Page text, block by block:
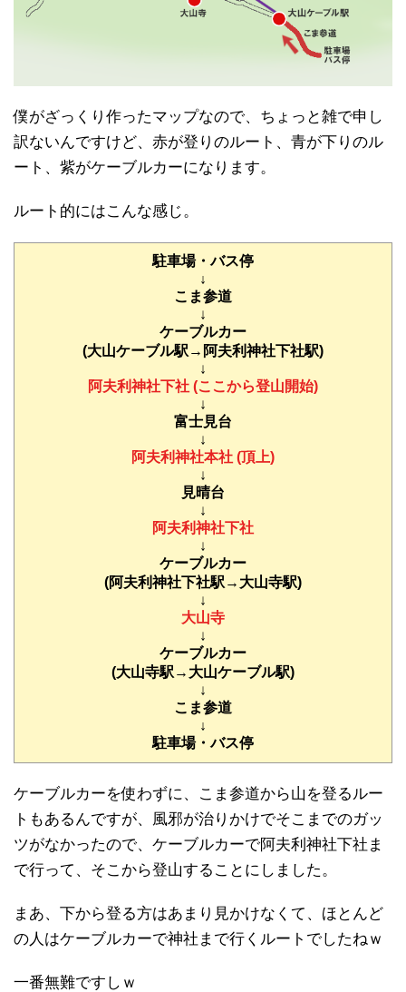
僕がざっくり作ったマップなので、ちょっと雑で申し
訳ないんですけど、赤が登りのルート、青が下りのル
ート、紫がケーブルカーになります。
ルート的にはこんな感じ。
駐車場・バス停
↓
こま参道
↓
ケーブルカー
(大山ケーブル駅→阿夫利神社下社駅)
↓
阿夫利神社下社 (ここから登山開始)
↓
富士見台
↓
阿夫利神社本社 (頂上)
↓
見晴台
↓
阿夫利神社下社
↓
ケーブルカー
(阿夫利神社下社駅→大山寺駅)
↓
大山寺
↓
ケーブルカー
(大山寺駅→大山ケーブル駅)
↓
こま参道
↓
駐車場・バス停
ケーブルカーを使わずに、こま参道から山を登るルー
トもあるんですが、風邪が治りかけでそこまでのガッ
ツがなかったので、ケーブルカーで阿夫利神社下社ま
で行って、そこから登山することにしました。
まあ、下から登る方はあまり見かけなくて、ほとんど
の人はケーブルカーで神社まで行くルートでしたねｗ
一番無難ですしｗ